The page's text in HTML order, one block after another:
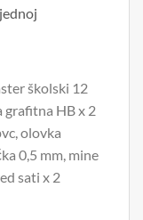
školski 12
grafitna HB x 2
olovka
0,5 mm, mine
sati x 2